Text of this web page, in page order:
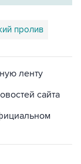
пролив
ленту
сайта